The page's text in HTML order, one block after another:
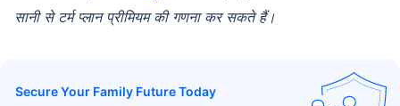
सानी से टर्म प्लान प्रीमियम की गणना कर सकते हैं।
Secure Your Family Future Today